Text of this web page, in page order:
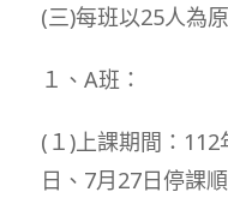
(三)每班以25人為
１、A班：
(１)上課期間：
日、7月27日停課